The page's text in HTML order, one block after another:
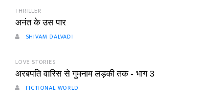
THRILLER
अनंत के उस पार
SHIVAM DALVADI
LOVE STORIES
अरबपति वारिस से गुमनाम लड़की तक - भाग 3
FICTIONAL WORLD